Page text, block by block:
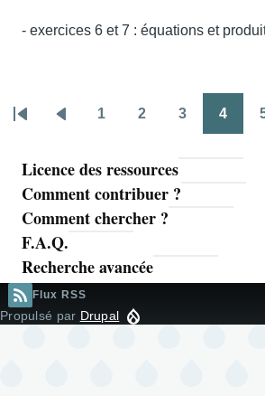
- exercices 6 et 7 : équations et
Pagination
PremièrePage
1 2 3 4
Navigation
principale
Licence des ressources
Comment contribuer ?
Comment chercher ?
F.A.Q.
Recherche avancée
Flux RSS
Propulsé par Drupal